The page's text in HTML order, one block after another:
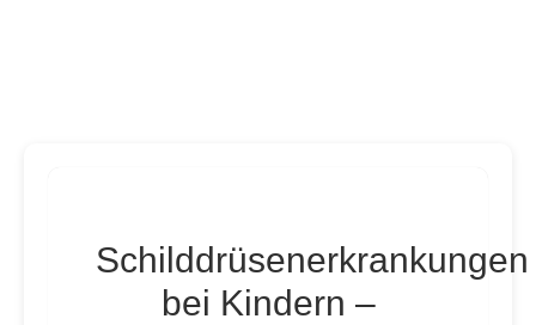
Schilddrüsenerkrankungen
bei Kindern –